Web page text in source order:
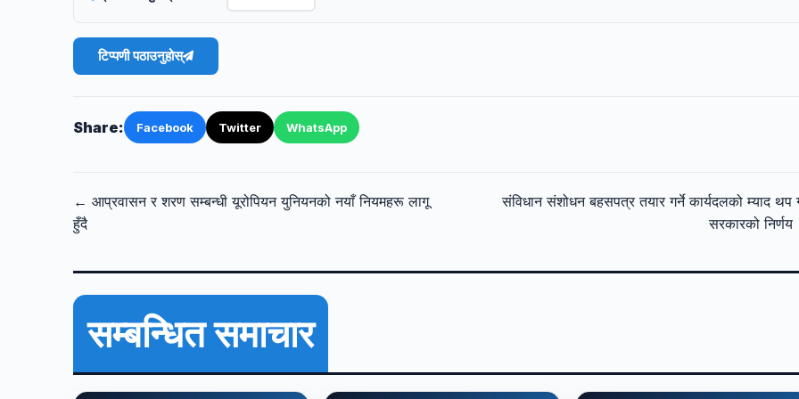
टिप्पणी पठाउनुहोस्
Share: Facebook Twitter WhatsApp
← आप्रवासन र शरण सम्बन्धी यूरोपियन युनियनको नयाँ नियमहरू लागू
हुँदै
संविधान संशोधन बहसपत्र तयार गर्ने कार्यदलको म्याद थप
सरकारको
सम्बन्धित समाचार